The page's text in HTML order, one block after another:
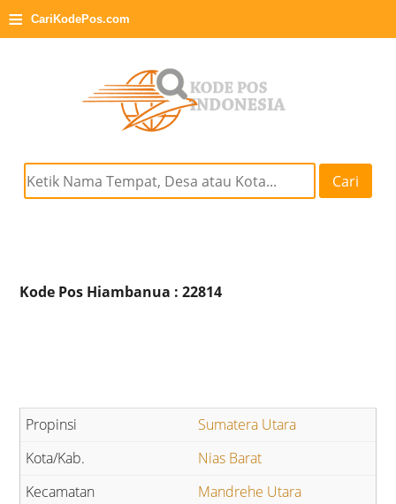
≡ CariKodePos.com
Cari
Kode Pos Hiambanua : 22814
Sumatera Utara
Nias Barat
Mandrehe Utara